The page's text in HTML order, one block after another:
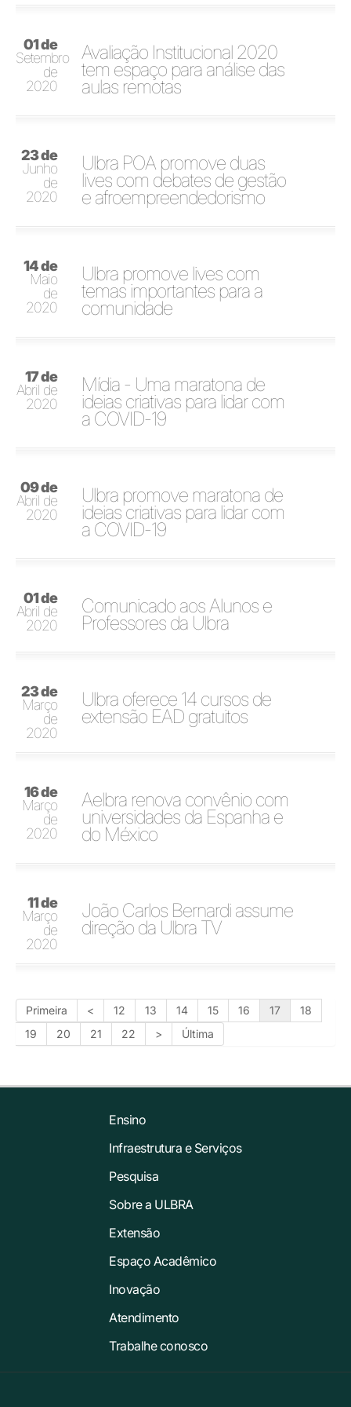
01 de
Setembro
de
2020
Avaliação Institucional 2020
tem espaço para análise das
aulas remotas
23 de
Junho
de
2020
Ulbra POA promove duas
lives com debates de gestão
e afroempreendedorismo
14 de
Maio
de
2020
Ulbra promove lives com
temas importantes para a
comunidade
17 de
Abril de
2020
Mídia - Uma maratona de
ideias criativas para lidar com
a COVID-19
09 de
Abril de
2020
Ulbra promove maratona de
ideias criativas para lidar com
a COVID-19
01 de
Abril de
2020
Comunicado aos Alunos e
Professores da Ulbra
23 de
Março
de
2020
Ulbra oferece 14 cursos de
extensão EAD gratuitos
16 de
Março
de
2020
Aelbra renova convênio com
universidades da Espanha e
do México
11 de
Março
de
2020
João Carlos Bernardi assume
direção da Ulbra TV
Primeira < 12 13 14 15 16 17
18
19
20 21 22 > Última
Ensino
Infraestrutura e Serviços
Pesquisa
Sobre a ULBRA
Extensão
Espaço Acadêmico
Inovação
Atendimento
Trabalhe conosco